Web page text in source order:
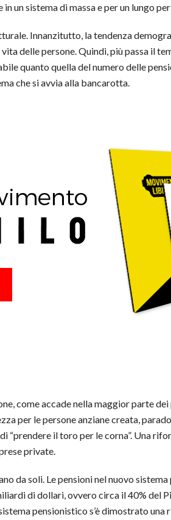
un sistema di massa e per un lungo
Innanzitutto, la tendenza
delle persone. Quindi, più passa il
quanto quella del numero delle
che si avvia alla bancarotta.
come accade nella maggior parte
per le persone anziane creata,
“prendere il toro per le corna”. Una
private.
da soli. Le pensioni nel nuovo
di dollari, ovvero circa il 40% del
pensionistico s’è dimostrato